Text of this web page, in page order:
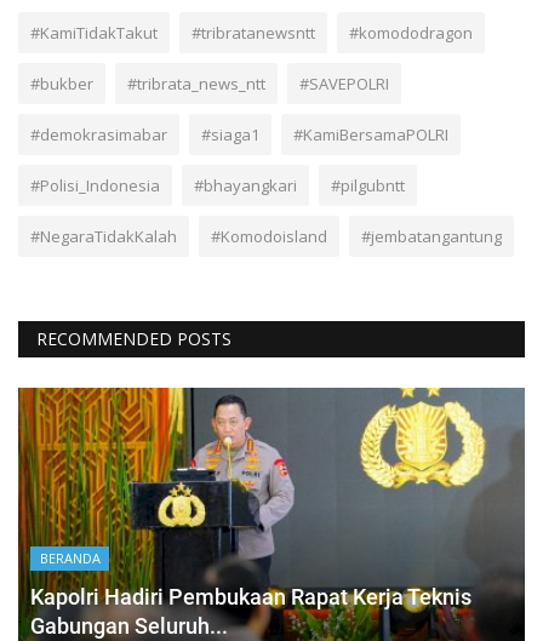
#KamiTidakTakut #tribratanewsntt #komododragon
#bukber #tribrata_news_ntt #SAVEPOLRI
#demokrasimabar #siaga1 #KamiBersamaPOLRI
#Polisi_Indonesia #bhayangkari #pilgubntt
#NegaraTidakKalah #Komodoisland #jembatangantung
RECOMMENDED POSTS
BERANDA
Kapolri Hadiri Pembukaan Rapat Kerja Teknis
Gabungan Seluruh...